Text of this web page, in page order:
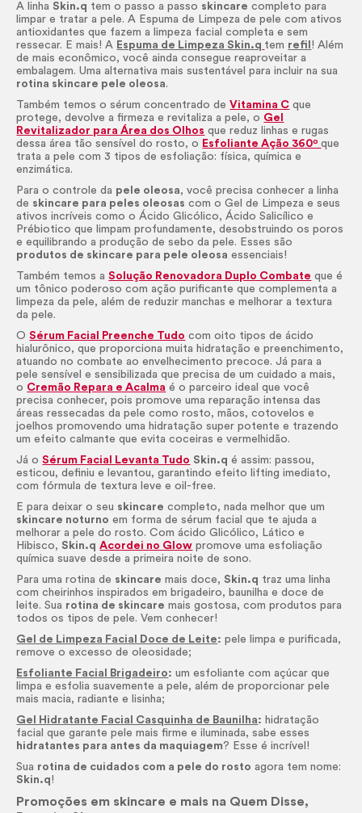
A linhaSkin.q tem o passo a passo skincare completo para
limpar e tratar a pele. A Espuma de Limpeza de pele com ativos
antioxidantes que fazem a limpeza facial completa e sem
ressecar. E mais! A Espuma de Limpeza Skin.q tem refil ! Além
de mais econômico, você ainda consegue reaproveitar a
embalagem. Uma alternativa mais sustentável para incluir na sua
rotina skincare pele oleosa.
Também temos o sérum concentrado deVitamina C que
protege, devolve a firmeza e revitaliza a pele, o Gel
Revitalizador para Área dos Olhos que reduz linhas e rugas
dessa área tão sensível do rosto, o Esfoliante Ação 360ºque
trata a pele com 3 tipos de esfoliação: física, química e
enzimática.
Para o controle da pele oleosa, você precisa conhecer a linha
de skincare para peles oleosas com o Gel de Limpeza e seus
ativos incríveis como o Ácido Glicólico, Ácido Salicílico e
Prébiotico que limpam profundamente, desobstruindo os poros
e equilibrando a produção de sebo da pele. Esses são
produtos de skincare para pele oleosa essenciais!
Também temos aSolução Renovadora Duplo Combate que é
um tônico poderoso com ação purificante que complementa a
limpeza da pele, além de reduzir manchas e melhorar a textura
da pele.
OSérum Facial Preenche Tudo com oito tipos de ácido
hialurônico, que proporciona muita hidratação e preenchimento,
atuando no combate ao envelhecimento precoce. Já para a
pele sensível e sensibilizada que precisa de um cuidado a mais,
o Cremão Repara e Acalma é o parceiro ideal que você
precisa conhecer, pois promove uma reparação intensa das
áreas ressecadas da pele como rosto, mãos, cotovelos e
joelhos promovendo uma hidratação super potente e trazendo
um efeito calmante que evita coceiras e vermelhidão.
Já oSérum Facial Levanta Tudo Skin.q é assim: passou,
esticou, definiu e levantou, garantindo efeito lifting imediato,
com fórmula de textura leve eoil-free.
E para deixar o seu skincare completo, nada melhor que um
skincare noturno em forma desérum facial que te ajuda a
melhorar a pele do rosto. Com ácido Glicólico, Lático e
Hibisco,Skin.q Acordei no Glow promove uma esfoliação
química suave desde a primeira noite de sono.
Para uma rotina de skincare mais doce,Skin.q traz uma linha
com cheirinhos inspirados em brigadeiro, baunilha e doce de
leite. Sua rotina de skincare mais gostosa, com produtos para
todos os tipos de pele. Vem conhecer!
Gel de Limpeza Facial Doce de Leite: pele limpa e purificada,
remove o excesso de oleosidade;
Esfoliante Facial Brigadeiro: um esfoliante com açúcar que
limpa e esfolia suavemente a pele, além de proporcionar pele
mais macia, radiante e lisinha;
Gel Hidratante Facial Casquinha de Baunilha: hidratação
facial que garante pele mais firme e iluminada, sabe esses
hidratantes para antes da maquiagem? Esse é incrível!
Sua rotina de cuidados com a pele do rosto agora tem nome:
Skin.q!
Promoções em skincare e mais na Quem Disse,